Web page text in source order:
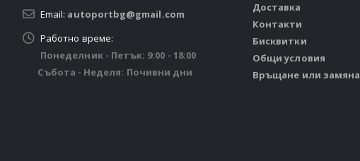
Email: autoportbg@gmail.com
Работно време:
Понеделник - Петък: 9:00 - 18:00
Събота - Неделя: Почивни дни
Доставка
Контакти
Бисквитки
Общи условия
Връщане или замяна